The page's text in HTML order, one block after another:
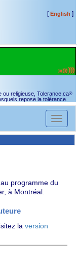
[English ]
ou religieuse, Tolerance.ca®
repose la tolérance.
Toggle
programme du
à Montréal.
laversion